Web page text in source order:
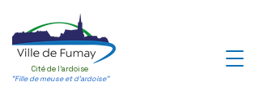
Cité de l'ardoise
"Fille de meuse et d'ardoise"